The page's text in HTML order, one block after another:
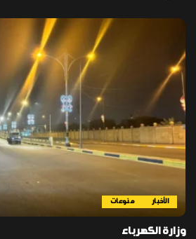
الأخبار منوعات
وزارة الكهرباء